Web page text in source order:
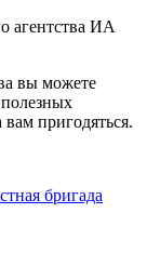
агентства ИА
вы можете
пригодяться.
бригада